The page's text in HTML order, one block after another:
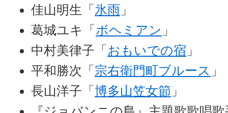
佳山明生「 氷雨 」
葛城ユキ「 ボヘミアン 」
中村美律子「 おもいでの宿 」
平和勝次「 宗右衛門町ブルース 」
長山洋子「 博多山笠女節 」